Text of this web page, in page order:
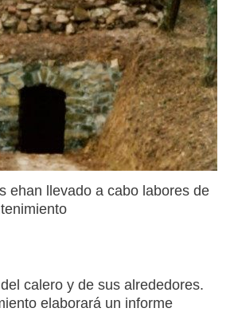
ehan llevado a cabo labores de
calero y de sus alrededores.
elaborará un informe